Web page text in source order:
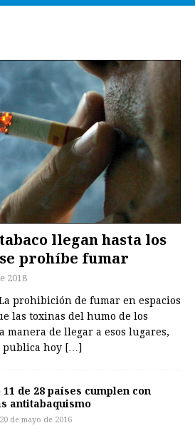
llegan hasta los
prohíbe fumar
2018
prohibición de fumar en espacios
las toxinas del humo de los
manera de llegar a esos lugares,
publica hoy […]
11 de 28 países cumplen con
antitabaquismo
de mayo de 2016